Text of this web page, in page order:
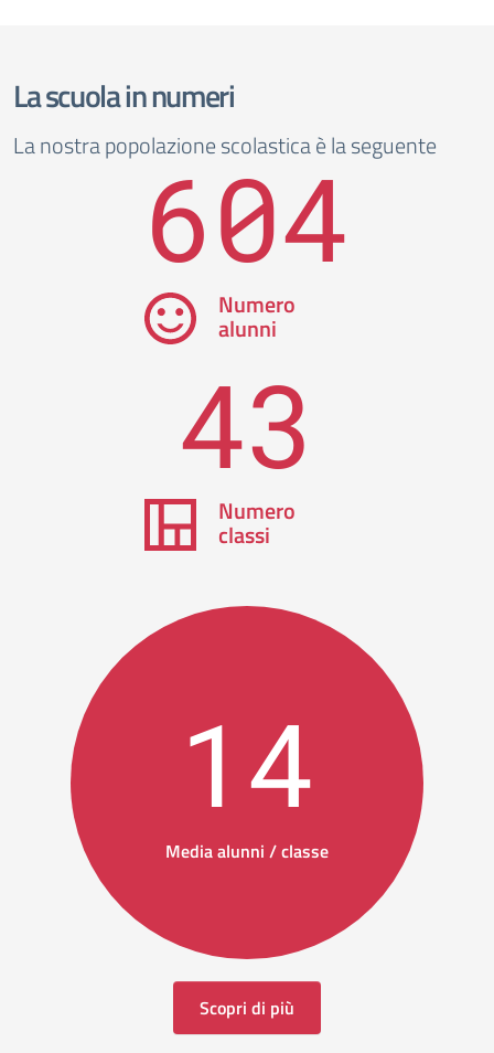
La scuola in numeri
La nostra popolazione scolastica è la seguente
604
Numero
alunni
43
Numero
classi
14
Media alunni / classe
Scopri di più